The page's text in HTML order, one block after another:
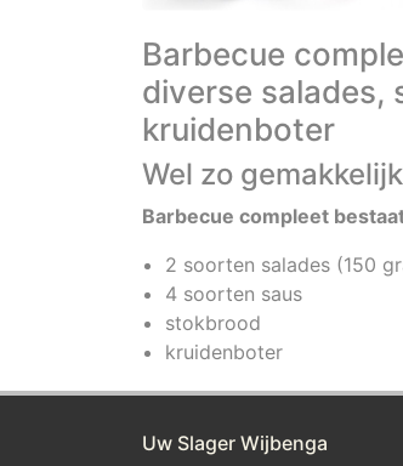
Barbecue
diverse salades,
kruidenboter
Wel zo
Barbecue compleet
2 soorten salades (150
4 soorten saus
stokbrood
kruidenboter
Uw Slager Wijbenga